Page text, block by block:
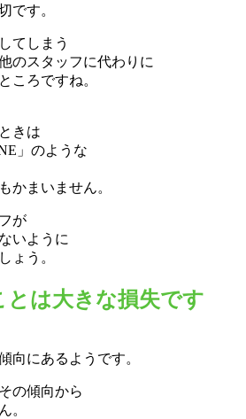
です。
てしまう
のスタッフに代わりに
ころですね。
きは
」のような
かまいません。
が
いように
ょう。
とは大きな損失です
向にあるようです。
の傾向から
。